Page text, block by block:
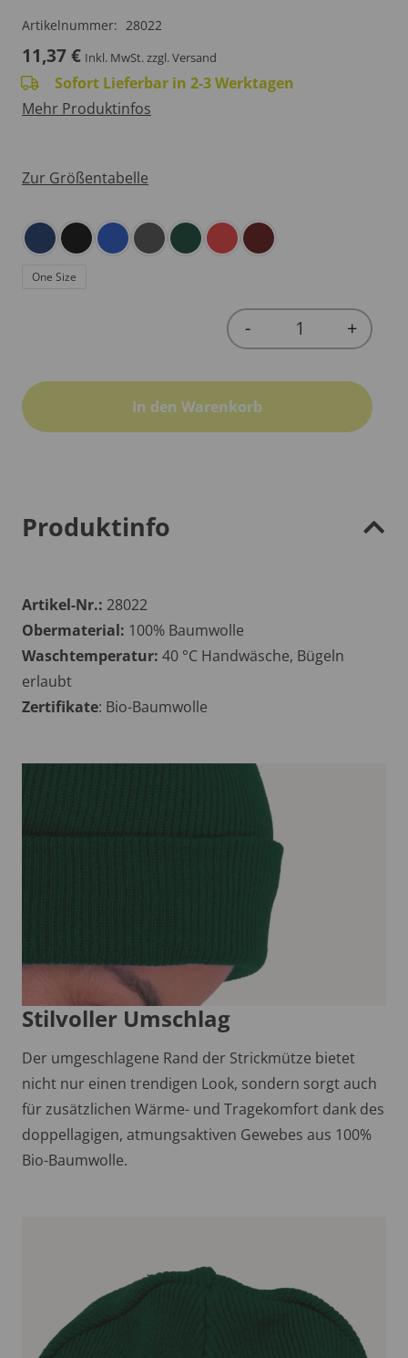
Artikelnummer: 28022
11,37€ Inkl. MwSt.zzgl. Versand
Sofort Lieferbar in 2-3 Werktagen
Mehr Produktinfos
Zur Größentabelle
One Size
Quantity
- +
In den Warenkorb
Produktinfo
Artikel-Nr.: 28022
Obermaterial: 100% Baumwolle
Waschtemperatur: 40 °C Handwäsche, Bügeln
erlaubt
Zertifikate: Bio-Baumwolle
Stilvoller Umschlag
Der umgeschlagene Rand der Strickmütze bietet
nicht nur einen trendigen Look, sondern sorgt auch
für zusätzlichen Wärme- und Tragekomfort dank des
doppellagigen, atmungsaktiven Gewebes aus 100%
Bio-Baumwolle.